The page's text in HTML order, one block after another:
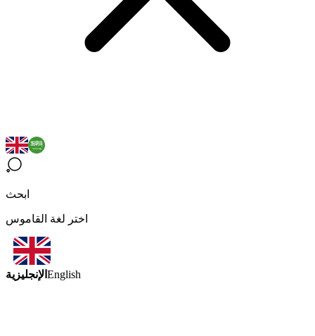
ابحث
اختر لغة القاموس
الإنجليزية English